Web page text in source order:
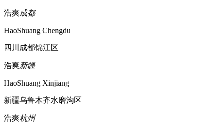
浩爽成都
HaoShuang Chengdu
四川成都锦江区
浩爽新疆
HaoShuang Xinjiang
新疆乌鲁木齐水磨沟区
浩爽杭州